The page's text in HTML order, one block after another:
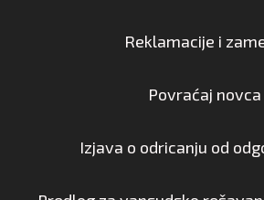
Reklamacije i
Povraćaj novca
Izjava o odricanju od